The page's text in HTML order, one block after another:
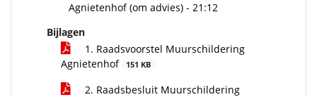
Agnietenhof (om advies) - 21:12
Bijlagen
1. Raadsvoorstel Muurschildering
Agnietenhof
151 KB
2. Raadsbesluit Muurschildering